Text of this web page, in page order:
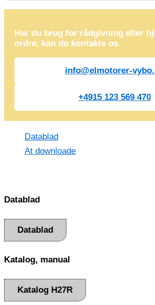
Har du brug for rådgivning eller
ordre, kan du kontakte os.
info@elmotorer-
+4915 123 569 470
Datablad
At downloade
Datablad
Datablad
Katalog, manual
Katalog H27R